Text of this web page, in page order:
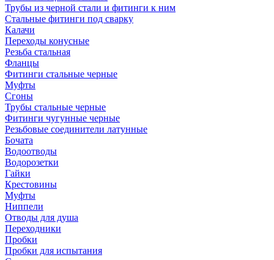
Трубы из черной стали и фитинги к ним
Стальные фитинги под сварку
Калачи
Переходы конусные
Резьба стальная
Фланцы
Фитинги стальные черные
Муфты
Сгоны
Трубы стальные черные
Фитинги чугунные черные
Резьбовые соединители латунные
Бочата
Водоотводы
Водорозетки
Гайки
Крестовины
Муфты
Ниппели
Отводы для душа
Переходники
Пробки
Пробки для испытания